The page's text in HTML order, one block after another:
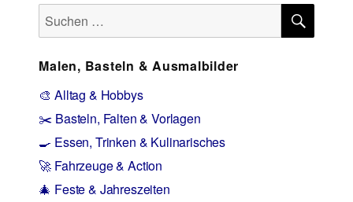
Suchen
nach:
Malen, Basteln & Ausmalbilder
🎨 Alltag & Hobbys
✂️ Basteln, Falten & Vorlagen
🍳 Essen, Trinken & Kulinarisches
🚀 Fahrzeuge & Action
🎄 Feste & Jahreszeiten